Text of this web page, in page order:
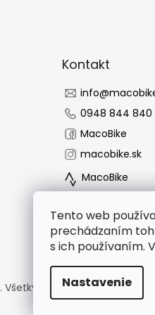
Tento web
prechádzaním
s ich používaním.
Nastavenie
Kontakt
info@
0948 844 840
MacoBike
macobike.sk
MacoBike
. Všetky práva vyhradené.